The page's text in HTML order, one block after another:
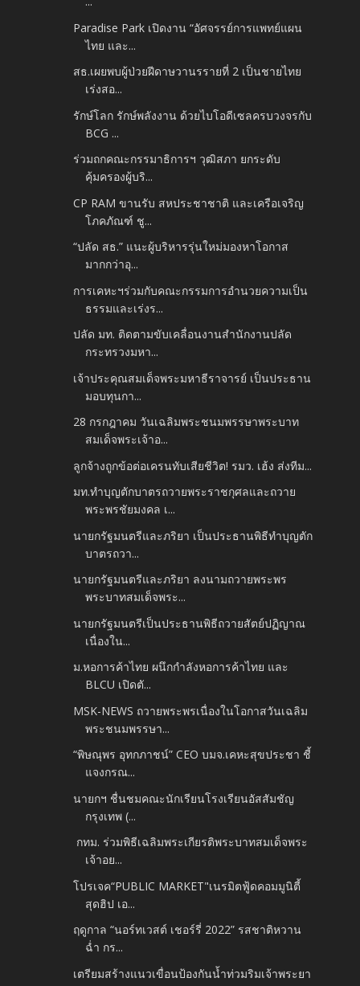
Paradise Park เปิดงาน “อัศจรรย์การแพทย์แผน
ไทย และ...
สธ.เผยพบผู้ป่วยฝีดาษวานรรายที่ 2 เป็นชายไทย
เร่งสอ...
รักษ์โลก รักษ์พลังงาน ด้วยไบโอดีเซลครบวงจรกับ
BCG ...
ร่วมถกคณะกรรมาธิการฯ วุฒิสภา ยกระดับ
คุ้มครองผู้บริ...
CP RAM ขานรับ สหประชาชาติ และเครือเจริญ
โภคภัณฑ์ ชู...
“ปลัด สธ.” แนะผู้บริหารรุ่นใหม่มองหาโอกาส
มากกว่าอุ...
การเคหะฯร่วมกับคณะกรรมการอำนวยความเป็น
ธรรมและเร่งร...
ปลัด มท. ติดตามขับเคลื่อนงานสำนักงานปลัด
กระทรวงมหา...
เจ้าประคุณสมเด็จพระมหาธีราจารย์ เป็นประธาน
มอบทุนกา...
28 กรกฎาคม วันเฉลิมพระชนมพรรษาพระบาท
สมเด็จพระเจ้าอ...
ลูกจ้างถูกข้อต่อเครนทับเสียชีวิต! รมว. เฮ้ง ส่งทีม...
มท.ทำบุญตักบาตรถวายพระราชกุศลและถวาย
พระพรชัยมงคล เ...
นายกรัฐมนตรีและภริยา เป็นประธานพิธีทำบุญตัก
บาตรถวา...
นายกรัฐมนตรีและภริยา ลงนามถวายพระพร
พระบาทสมเด็จพระ...
นายกรัฐมนตรีเป็นประธานพิธีถวายสัตย์ปฏิญาณ
เนื่องใน...
ม.หอการค้าไทย ผนึกกำลังหอการค้าไทย และ
BLCU เปิดตั...
MSK-NEWS ถวายพระพรเนื่องในโอกาสวันเฉลิม
พระชนมพรรษา...
“พิษณุพร อุทกภาชน์” CEO บมจ.เคหะสุขประชา ชี้
แจงกรณ...
นายกฯ ชื่นชมคณะนักเรียนโรงเรียนอัสสัมชัญ
กรุงเทพ (...
กทม. ร่วมพิธีเฉลิมพระเกียรติพระบาทสมเด็จพระ
เจ้าอย...
โปรเจค“PUBLIC MARKET"เนรมิตฟู้ดคอมมูนิตี้
สุดฮิป เอ...
ฤดูกาล “นอร์ทเวสต์ เชอร์รี่ 2022” รสชาติหวาน
ฉ่ำ กร...
เตรียมสร้างแนวเขื่อนป้องกันน้ำท่วมริมเจ้าพระยา